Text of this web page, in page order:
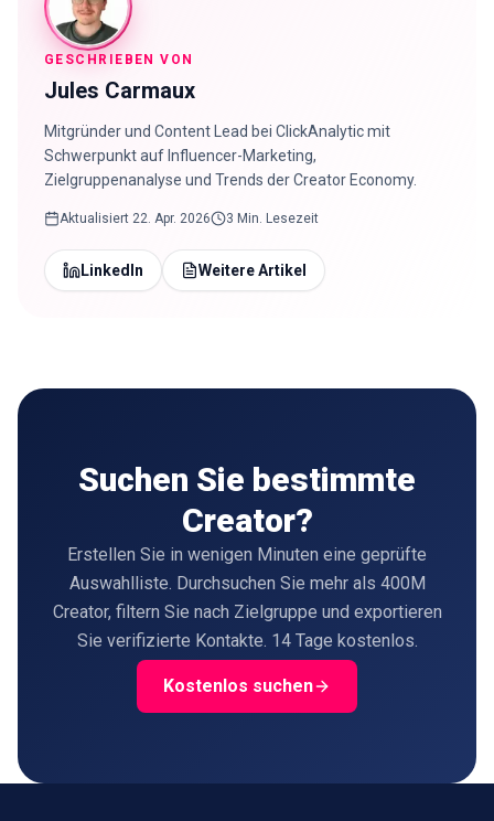
GESCHRIEBEN VON
Jules Carmaux
Mitgründer und Content Lead bei ClickAnalytic mit
Schwerpunkt auf Influencer-Marketing,
Zielgruppenanalyse und Trends der Creator Economy.
Aktualisiert 22. Apr. 2026 3 Min. Lesezeit
LinkedIn Weitere Artikel
Suchen Sie bestimmte
Creator?
Erstellen Sie in wenigen Minuten eine geprüfte
Auswahlliste. Durchsuchen Sie mehr als 400M
Creator, filtern Sie nach Zielgruppe und exportieren
Sie verifizierte Kontakte. 14 Tage kostenlos.
Kostenlos suchen